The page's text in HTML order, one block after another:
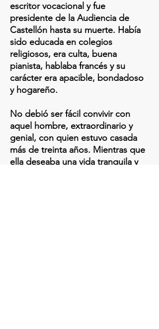
escritor vocacional y fue
presidente de la Audiencia de
Castellón hasta su muerte. Había
sido educada en colegios
religiosos, era culta, buena
pianista, hablaba francés y su
carácter era apacible, bondadoso
y hogareño.
​No debió ser fácil convivir con
aquel hombre, extraordinario y
genial, con quien estuvo casada
más de treinta años. Mientras que
ella deseaba una vida tranquila y